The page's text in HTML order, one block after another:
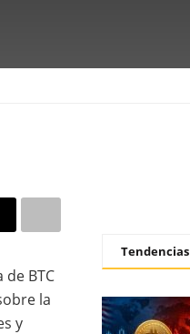
BTC
la
y
Tendencias